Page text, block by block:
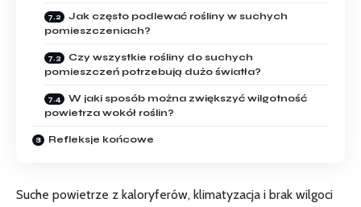
Jak często podlewać rośliny w suchych
pomieszczeniach?
Czy wszystkie rośliny do suchych
pomieszczeń potrzebują dużo światła?
W⁢ jaki sposób można zwiększyć wilgotność
powietrza wokół roślin?
Refleksje końcowe
Suche powietrze z kaloryferów, klimatyzacja i brak wilgoci